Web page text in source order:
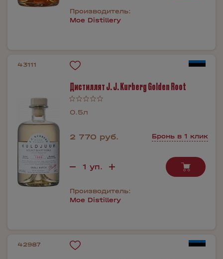
Производитель:
Moe Distillery
43111
Дистиллят J. J. Kurberg Golden Root
0.5л
2 770 руб. Бронь в 1 клик
Производитель:
Moe Distillery
42987